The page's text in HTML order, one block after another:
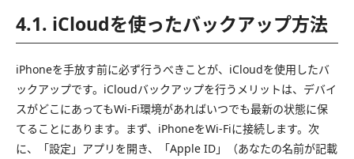
4.1. iCloudを使ったバックアップ方法
iPhoneを手放す前に必ず行うべきことが、iCloudを使用したバ
ックアップです。iCloudバックアップを行うメリットは、デバイ
スがどこにあってもWi-Fi環境があればいつでも最新の状態に保
てることにあります。まず、iPhoneをWi-Fiに接続します。次
に、「設定」アプリを開き、「Apple ID」（あなたの名前が記載